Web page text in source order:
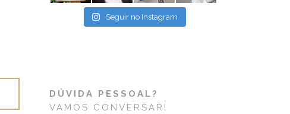
Seguir no Instagram
DÚVIDA PESSOAL?
VAMOS CONVERSAR!